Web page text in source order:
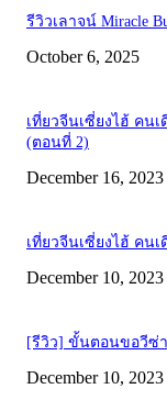
รีวิวเลาจน์ Miracle
October 6, 2025
เที่ยวจีนเซี่ยงไฮ้ คนเดี
(ตอนที่ 2)
December 16, 2023
เที่ยวจีนเซี่ยงไฮ้ คน
December 10, 2023
[รีวิว] ขั้นตอนขอวีซ่า
December 10, 2023